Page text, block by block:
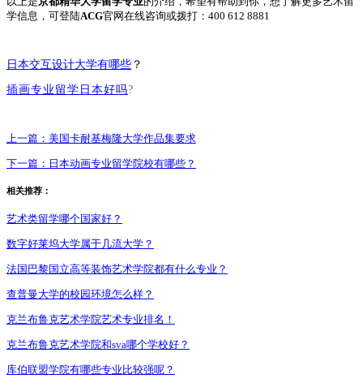
学信息，可登陆ACG官网在线咨询或拨打：400 612 8881
日本交互设计大学有哪些 ？
插画专业留学日本好吗?
上一篇： 美国卡耐基梅隆大学作品集要求
下一篇： 日本动画专业留学院校有哪些？
相关推荐：
艺术类留学哪个国家好？
数字好莱坞大学属于几流大学？
法国巴黎国立高等装饰艺术学院都有什么专业？
查普曼大学的校园环境怎么样？
克兰布鲁克艺术学院艺术专业排名！
克兰布鲁克艺术学院和sva哪个学校好？
库伯联盟学院有哪些专业比较强呢？